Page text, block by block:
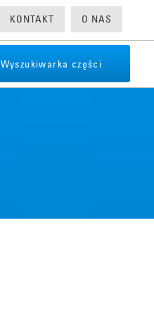
KONTAKT O NAS
Wyszukiwarka części